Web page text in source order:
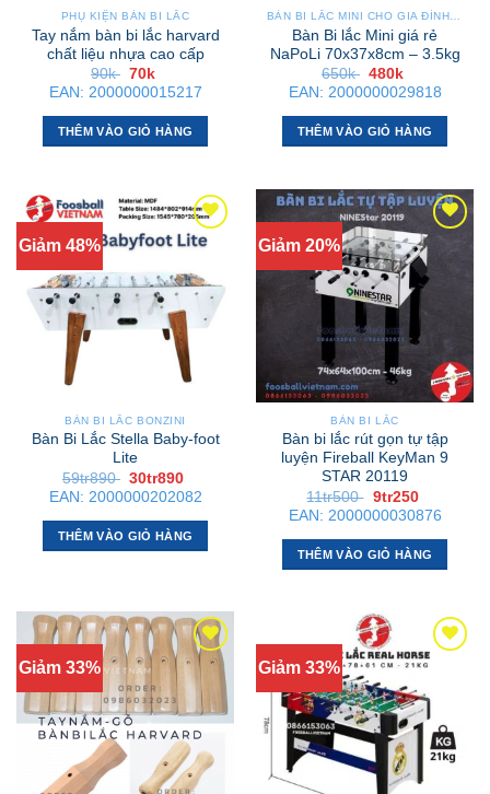
được
chọn
trên
trang
sản
phẩm
PHỤ KIỆN BÀN BI LẮC
Tay nắm bàn bi lắc harvard
chất liệu nhựa cao cấp
90k Giá
gốc
là:
90k .
70k
hiện
tại
là:
70k .
EAN: 2000000015217
THÊM VÀO GIỎ HÀNG
Bàn Bi lắc Mini giá rẻ
NaPoLi 70x37x8cm – 3.5kg
650k Giá
gốc
là:
650k .
480k
hiện
tại
là:
480k .
EAN: 2000000029818
THÊM VÀO GIỎ HÀNG
Giảm 48%
BÀN BI LẮC BONZINI
Bàn Bi Lắc Stella Baby-foot
Lite
59tr890 Giá
gốc
là:
59tr890 .
30tr890
hiện
tại
là:
30tr890 .
EAN: 2000000202082
THÊM VÀO GIỎ HÀNG
Giảm 20%
BÀN BI LẮC
Bàn bi lắc rút gọn tự tập
luyện Fireball KeyMan 9
STAR 20119
11tr500 Giá
gốc
là:
11tr500 .
9tr250
hiện
tại
là:
9tr250 .
EAN: 2000000030876
THÊM VÀO GIỎ HÀNG
Giảm 33% Giảm 33%